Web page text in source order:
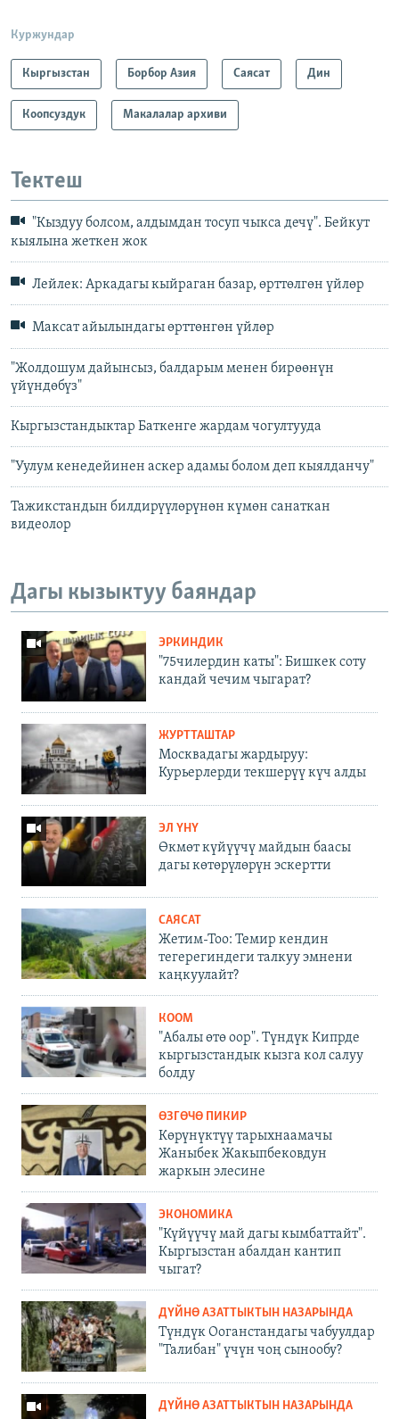
Куржундар
Кыргызстан Борбор Азия Саясат Дин
Коопсуздук Макалалар архиви
Тектеш
"Кыздуу болсом, алдымдан тосуп чыкса дечү". Бейкут
кыялына жеткен жок
Лейлек: Аркадагы кыйраган базар, өрттөлгөн үйлөр
Максат айылындагы өрттөнгөн үйлөр
"Жолдошум дайынсыз, балдарым менен бирөөнүн
үйүндөбүз"
Кыргызстандыктар Баткенге жардам чогултууда
"Уулум кенедейинен аскер адамы болом деп кыялданчу"
Тажикстандын билдирүүлөрүнөн күмөн санаткан
видеолор
Дагы кызыктуу баяндар
ЭРКИНДИК
"75чилердин каты": Бишкек соту
кандай чечим чыгарат?
ЖУРТТАШТАР
Москвадагы жардыруу:
Курьерлерди текшерүү күч алды
ЭЛ ҮНҮ
Өкмөт күйүүчү майдын баасы
дагы көтөрүлөрүн эскертти
САЯСАТ
Жетим-Тоо: Темир кендин
тегерегиндеги талкуу эмнени
каңкуулайт?
КООМ
"Абалы өтө оор". Түндүк Кипрде
кыргызстандык кызга кол салуу
болду
ӨЗГӨЧӨ ПИКИР
Көрүнүктүү тарыхнаамачы
Жаныбек Жакыпбековдун
жаркын элесине
ЭКОНОМИКА
"Күйүүчү май дагы кымбаттайт".
Кыргызстан абалдан кантип
чыгат?
ДҮЙНӨ АЗАТТЫКТЫН НАЗАРЫНДА
Түндүк Ооганстандагы чабуулдар
"Талибан" үчүн чоң сынообу?
ДҮЙНӨ АЗАТТЫКТЫН НАЗАРЫНДА